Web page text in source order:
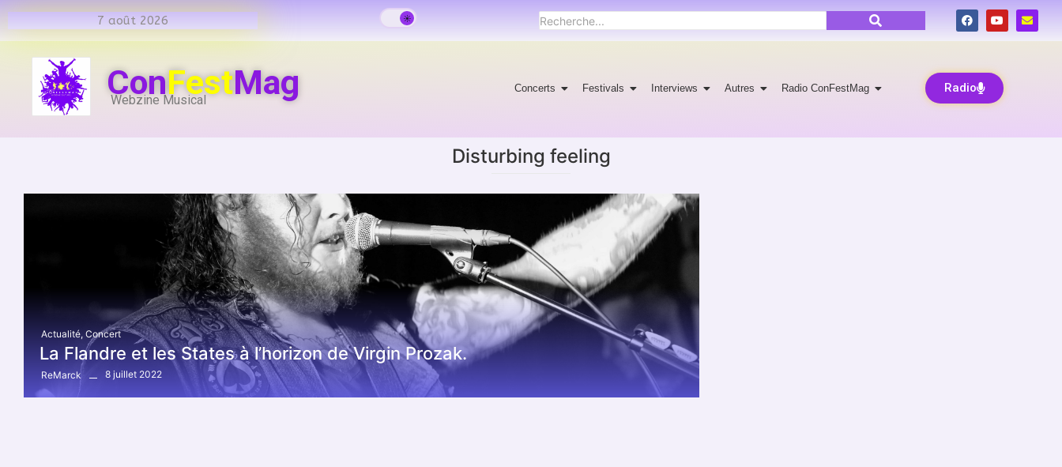
7 août 2026
ConFestMag
Webzine Musical
Concerts Festivals Interviews Autres Radio ConFestMag Radio
Disturbing feeling
Actualité, Concert
La Flandre et les States à l’horizon de Virgin Prozak.
ReMarck 8 juillet 2022